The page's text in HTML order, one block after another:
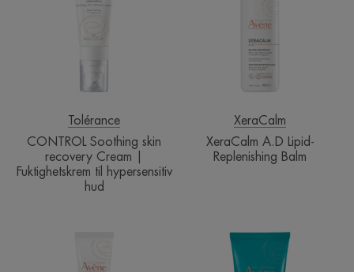
recovery
til
hud
Tolérance
CONTROL Soothing skin
recovery Cream |
Fuktighetskrem til hypersensitiv
hud
Balm
XeraCalm
XeraCalm A.D Lipid-
Replenishing Balm
cream
Gel
|